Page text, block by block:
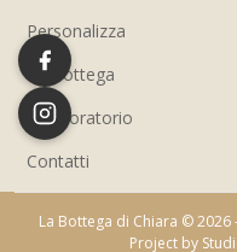
Personalizza
La Bottega
Il Laboratorio
Contatti
La Bottega di Chiara © 2026
Project by